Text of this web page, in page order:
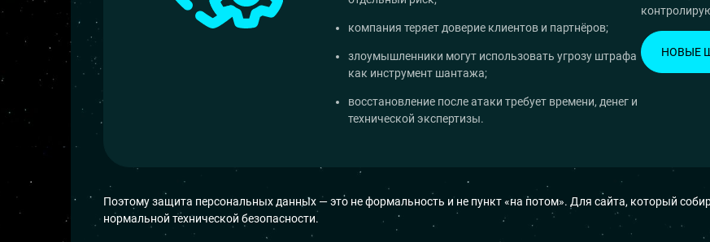
компания теряет доверие клиентов и партнёров;
злоумышленники могут использовать угрозу штрафа
как инструмент шантажа;
восстановление после атаки требует времени, денег и
технической экспертизы.
НОВЫЕ
Поэтому защита персональных данных — это не формальность и не пункт «на потом». Для сайта, который
нормальной технической безопасности.